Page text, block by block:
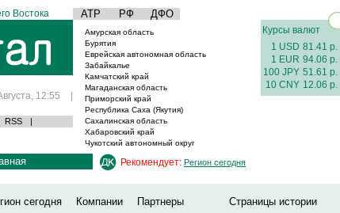
Востока АТР РФ ДФО
12:55 |
RSS |
Амурская область
Бурятия
Еврейская автономная область
Забайкалье
Камчатский край
Магаданская область
Приморский край
Республика Саха (Якутия)
Сахалинская область
Хабаровский край
Чукотский автономный округ
Курсы валют
1 USD 81.41 р.
1 EUR 94.06 р.
100 JPY 51.61 р.
10 CNY 12.06 р.
Рекомендует: Регион сегодня
сегодня Компании Партнеры
Страницы истории